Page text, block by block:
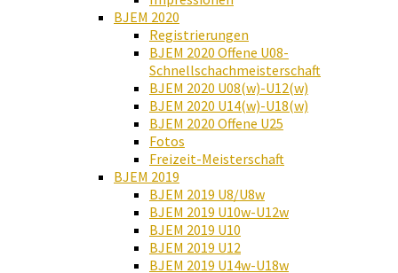
BJEM 2020
Registrierungen
BJEM 2020 Offene U08-
Schnellschachmeisterschaft
BJEM 2020 U08(w)-U12(w)
BJEM 2020 U14(w)-U18(w)
BJEM 2020 Offene U25
Fotos
Freizeit-Meisterschaft
BJEM 2019
BJEM 2019 U8/U8w
BJEM 2019 U10w-U12w
BJEM 2019 U10
BJEM 2019 U12
BJEM 2019 U14w-U18w